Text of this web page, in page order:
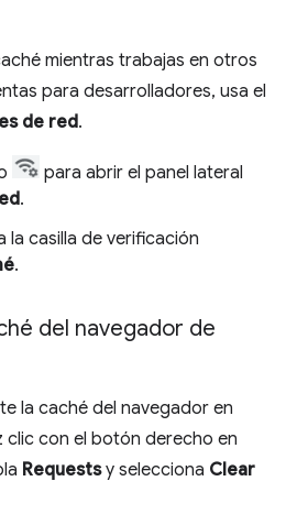
mientras trabajas en otros
para desarrolladores, usa el
de red.
para abrir el panel lateral
.
la casilla de verificación
.
del navegador de
la caché del navegador en
clic con el botón derecho en
Requestsy selecciona Clear